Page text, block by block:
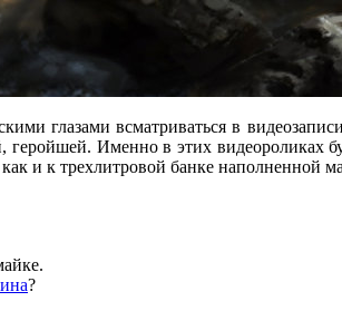
глазами всматриваться в
Именно в этих видеороликах
и к трехлитровой банке наполненной
?